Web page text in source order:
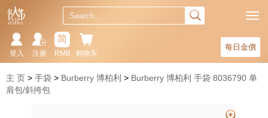
每日金價
购物车
简
RMB
注册
登入
主 页 手袋 Burberry 博柏利
Burberry 博柏利 手袋 8036790 单
肩包/斜挎包